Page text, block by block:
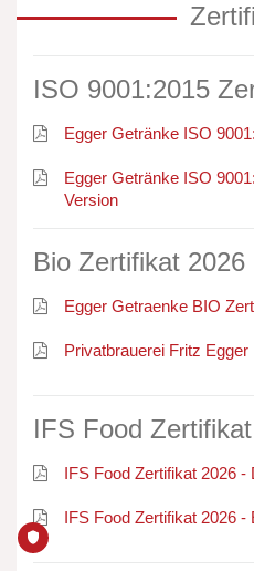
ISO 9001:2015
Egger Getränke ISO
Egger Getränke ISO
Version
Bio Zertifikat 2026
Egger Getraenke BIO
Privatbrauerei Fritz
IFS Food
IFS Food Zertifikat 2026 -
IFS Food Zertifikat 2026 -